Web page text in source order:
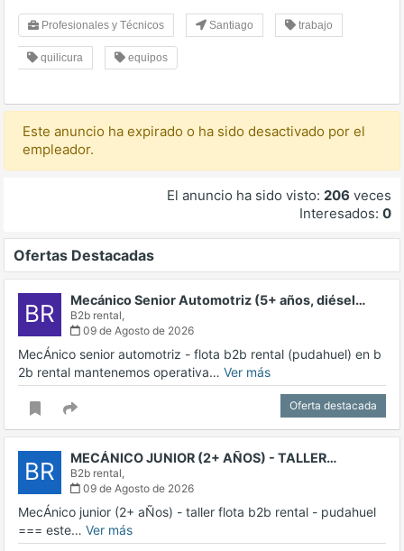
Profesionales y Técnicos Santiago trabajo
quilicura equipos
Este anuncio ha expirado o ha sido desactivado por el
empleador.
El anuncio ha sido visto: 206 veces
Interesados: 0
Ofertas Destacadas
BR Mecánico Senior Automotriz (5+ años, diésel…
B2b rental,
09 de Agosto de 2026
MecÁnico senior automotriz - flota b2b rental (pudahuel) en b
2b rental mantenemos operativa… Ver más
Oferta destacada
BR MECÁNICO JUNIOR (2+ AÑOS) - TALLER…
B2b rental,
09 de Agosto de 2026
MecÁnico junior (2+ aÑos) - taller flota b2b rental - pudahuel
=== este… Ver más